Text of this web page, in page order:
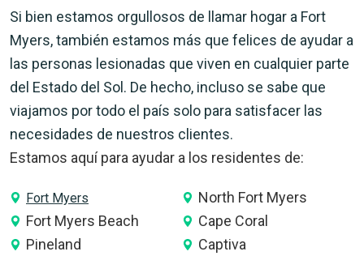
Si bien estamos orgullosos de llamar hogar a Fort
Myers, también estamos más que felices de ayudar a
las personas lesionadas que viven en cualquier parte
del Estado del Sol. De hecho, incluso se sabe que
viajamos por todo el país solo para satisfacer las
necesidades de nuestros clientes.
Estamos aquí para ayudar a los residentes de:
Fort Myers
North Fort Myers
Fort Myers Beach
Cape Coral
Pineland
Captiva